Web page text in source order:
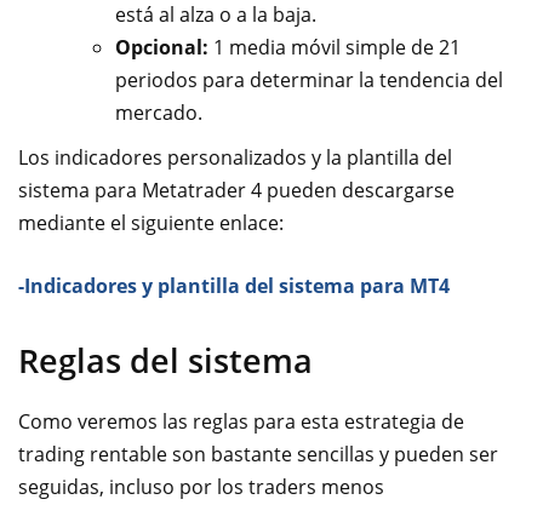
está al alza o a la baja.
Opcional: 1 media móvil simple de 21
periodos para determinar la tendencia del
mercado.
Los indicadores personalizados y la plantilla del
sistema para Metatrader 4 pueden descargarse
mediante el siguiente enlace:
-Indicadores y plantilla del sistema para MT4
Reglas del sistema
Como veremos las reglas para esta estrategia de
trading rentable son bastante sencillas y pueden ser
seguidas, incluso por los traders menos